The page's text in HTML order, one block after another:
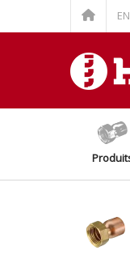
RELEVAGE À